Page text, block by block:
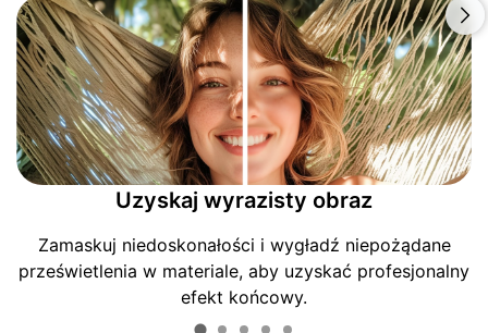
Uzyskaj wyrazisty obraz
Zamaskuj niedoskonałości i wygładź niepożądane
prześwietlenia w materiale, aby uzyskać profesjonalny
efekt końcowy.